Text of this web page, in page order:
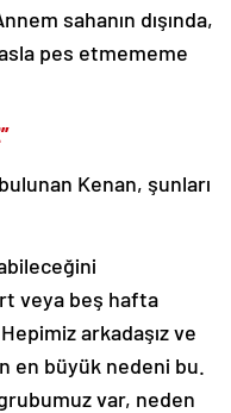
sahanın dışında,
pes etmememe
Kenan, şunları
veya beş hafta
arkadaşız ve
en büyük nedeni bu.
var, neden